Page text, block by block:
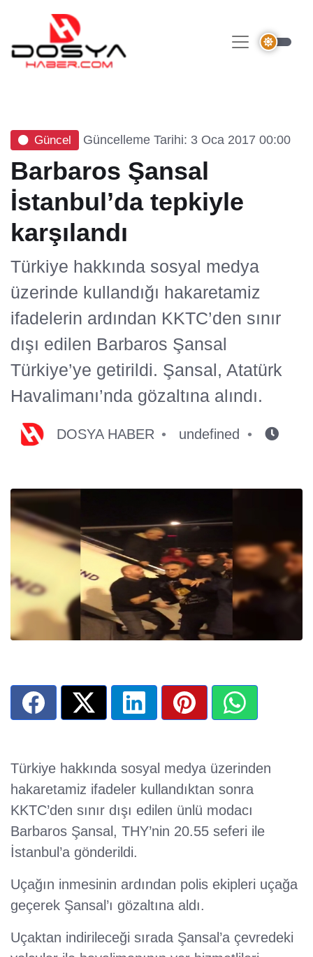
Güncel Güncelleme Tarihi: 3 Oca 2017 00:00
Barbaros Şansal
İstanbul’da tepkiyle
karşılandı
Türkiye hakkında sosyal medya
üzerinde kullandığı hakaretamiz
ifadelerin ardından KKTC’den sınır
dışı edilen Barbaros Şansal
Türkiye’ye getirildi. Şansal, Atatürk
Havalimanı’nda gözaltına alındı.
DOSYA HABER undefined
Türkiye hakkında sosyal medya üzerinden
hakaretamiz ifadeler kullandıktan sonra
KKTC’den sınır dışı edilen ünlü modacı
Barbaros Şansal, THY’nin 20.55 seferi ile
İstanbul’a gönderildi.
Uçağın inmesinin ardından polis ekipleri uçağa
geçerek Şansal’ı gözaltına aldı.
Uçaktan indirileceği sırada Şansal’a çevredeki